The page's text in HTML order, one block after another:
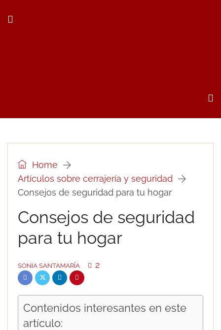
Home
Artículos sobre cerrajería y seguridad
Consejos de seguridad para tu hogar
Consejos de seguridad
para tu hogar
SONIA SANTAMARÍA 2
Contenidos interesantes en este
artículo: